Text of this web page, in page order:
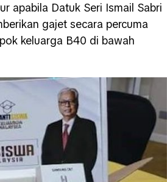
apabila Datuk Seri Ismail Sabri
gajet secara percuma
keluarga B40 di bawah